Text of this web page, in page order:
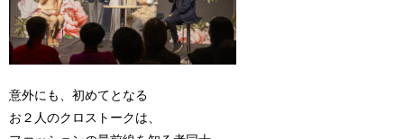
意外にも、初めてとなる
お２人のクロストークは、